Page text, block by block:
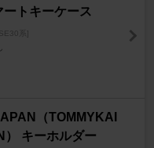
ートキーケース
系]
（TOMMYKAI
） キーホルダー